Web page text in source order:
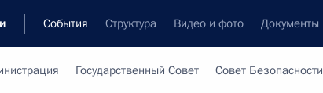
События Структура Видео и фото Документы
Государственный Совет Совет Безопасности